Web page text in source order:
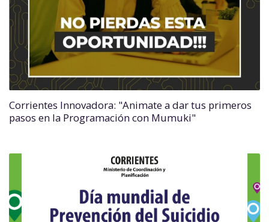
Corrientes Innovadora: "Animate a dar tus primeros
pasos en la Programación con Mumuki"